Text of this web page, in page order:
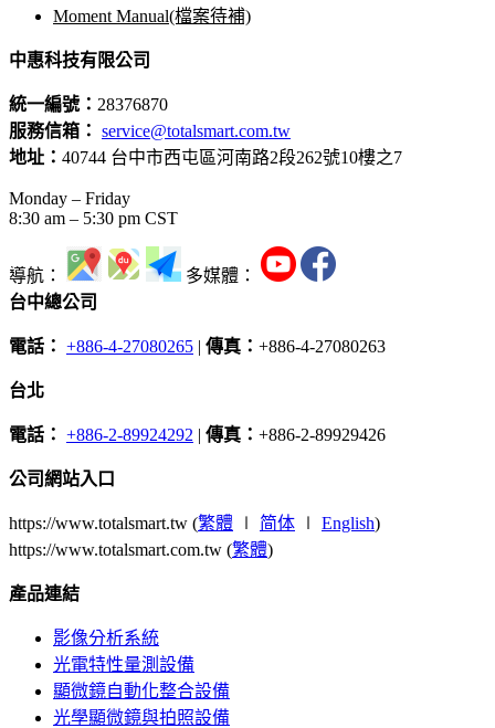
Moment Manual(檔案待補)
中惠科技有限公司
統一編號： 28376870
服務信箱： service@totalsmart.com.tw
地址： 40744 台中市西屯區河南路2段262號10樓之7
Monday – Friday
8:30 am – 5:30 pm CST
導航：
多媒體：
台中總公司
電話： +886-4-27080265 | 傳真： +886-4-27080263
台北
電話： +886-2-89924292 | 傳真： +886-2-89929426
公司網站入口
https://www.totalsmart.tw (繁體 ∣ 简体 ∣ English)
https://www.totalsmart.com.tw (繁體)
產品連結
影像分析系統
光電特性量測設備
顯微鏡自動化整合設備
光學顯微鏡與拍照設備